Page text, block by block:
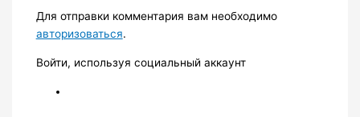
Для отправки комментария вам необходимо
авторизоваться.
Войти, используя социальный аккаунт